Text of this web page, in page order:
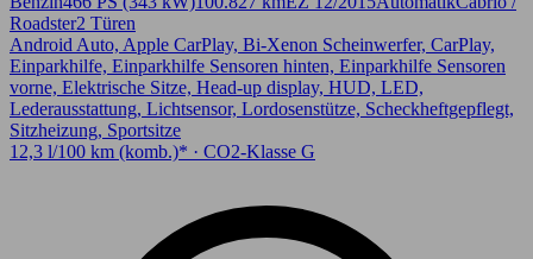
Roadster2 Türen
Android Auto, Apple CarPlay, Bi-Xenon Scheinwerfer, CarPlay,
Einparkhilfe, Einparkhilfe Sensoren hinten, Einparkhilfe Sensoren
vorne, Elektrische Sitze, Head-up display, HUD, LED,
Lederausstattung, Lichtsensor, Lordosenstütze, Scheckheftgepflegt,
Sitzheizung, Sportsitze
12,3 l/100 km (komb.)* · CO2-Klasse G